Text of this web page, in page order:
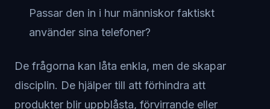
Passar den in i hur människor faktiskt
använder sina telefoner?
De frågorna kan låta enkla, men de skapar
disciplin. De hjälper till att förhindra att
produkter blir uppblåsta, förvirrande eller